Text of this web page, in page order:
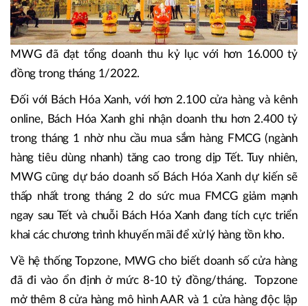
MWG đã đạt tổng doanh thu kỷ lục với hơn 16.000 tỷ
đồng trong tháng 1/2022.
Đối với Bách Hóa Xanh, với hơn 2.100 cửa hàng và kênh
online, Bách Hóa Xanh ghi nhận doanh thu hơn 2.400 tỷ
trong tháng 1 nhờ nhu cầu mua sắm hàng FMCG (ngành
hàng tiêu dùng nhanh) tăng cao trong dịp Tết. Tuy nhiên,
MWG cũng dự báo doanh số Bách Hóa Xanh dự kiến sẽ
thấp nhất trong tháng 2 do sức mua FMCG giảm mạnh
ngay sau Tết và chuỗi Bách Hóa Xanh đang tích cực triển
khai các chương trình khuyến mãi để xử lý hàng tồn kho.
Về hệ thống Topzone, MWG cho biết doanh số cửa hàng
đã đi vào ổn định ở mức 8-10 tỷ đồng/tháng. Topzone
mở thêm 8 cửa hàng mô hình AAR và 1 cửa hàng độc lập